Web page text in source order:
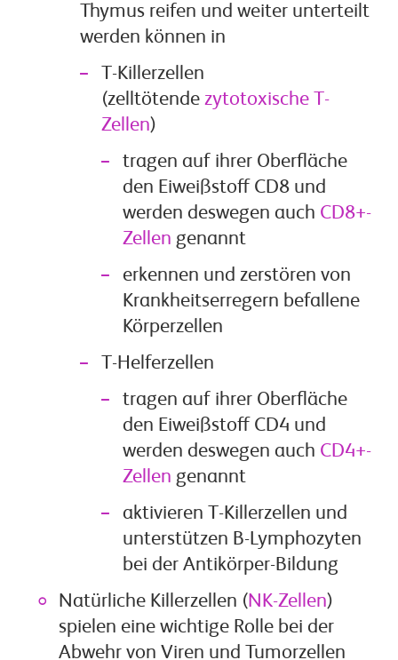
Thymus reifen und weiter unterteilt
werden können in
T-Killerzellen
(zelltötende zytotoxische T-
Zellen)
tragen auf ihrer Oberfläche
den Eiweißstoff CD8 und
werden deswegen auch CD8+-
Zellen genannt
erkennen und zerstören von
Krankheitserregern befallene
Körperzellen
T-Helferzellen
tragen auf ihrer Oberfläche
den Eiweißstoff CD4 und
werden deswegen auch CD4+-
Zellen genannt
aktivieren T-Killerzellen und
unterstützen B-Lymphozyten
bei der Antikörper-Bildung
Natürliche Killerzellen (NK-Zellen)
spielen eine wichtige Rolle bei der
Abwehr von Viren und Tumorzellen